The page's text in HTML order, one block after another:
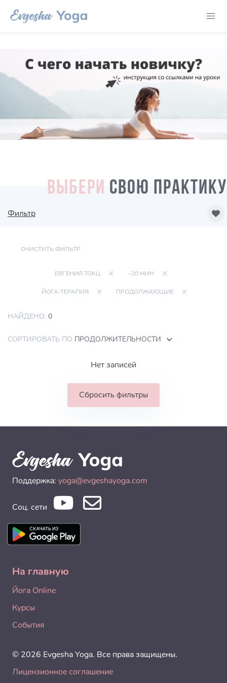
ВЫБЕРИ СВОЮ ПРАКТИКУ
Фильтр
ОЧИСТИТЬ ФИЛЬТР
ЕВГЕНИЯ ТОКЦ ~20 МИН
ЙОГА-ТЕРАПИЯ ПРОДОЛЖАЮЩИЕ
НАЙДЕНО: 0
СОРТИРОВАТЬ ПО ПРОДОЛЖИТЕЛЬНОСТИ
Нет записей
Сбросить фильтры
Поддержка: yoga@evgeshayoga.com
Соц. сети
На главную
Йога Online
Курсы
События
© 2026 Evgesha Yoga. Все права защищены.
Лицензионное соглашение